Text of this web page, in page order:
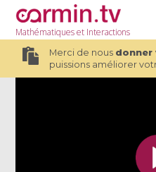
Mathématiqueset Interactions
Merci de nous donner
puissions améliorer